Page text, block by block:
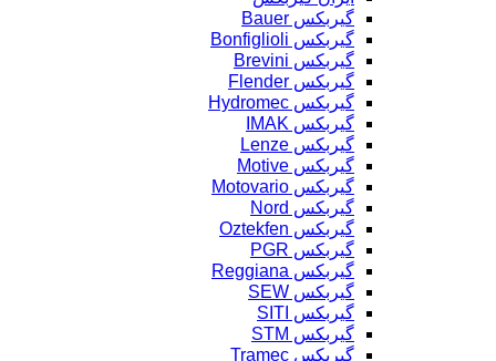
گیربکس Bauer
گیربکس Bonfiglioli
گیربکس Brevini
گیربکس Flender
گیربکس Hydromec
گیربکس IMAK
گیربکس Lenze
گیربکس Motive
گیربکس Motovario
گیربکس Nord
گیربکس Oztekfen
گیربکس PGR
گیربکس Reggiana
گیربکس SEW
گیربکس SITI
گیربکس STM
گیربکس Tramec